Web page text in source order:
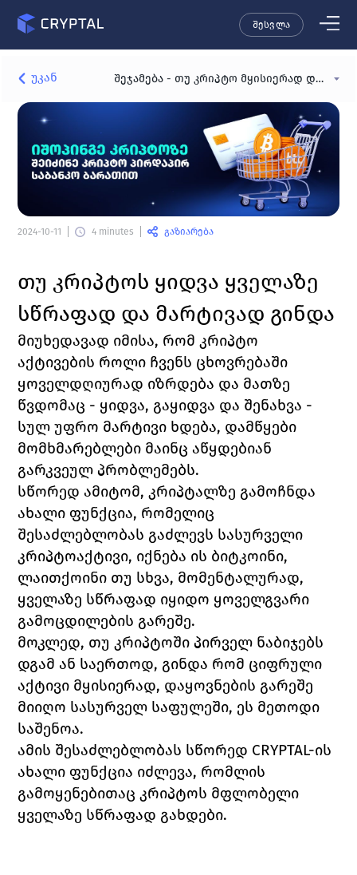
შესვლა
უკან შეჯამება - თუ კრიპტო მყისიერად და მარტივად გინდა
2024-10-11 4 minutes გაზიარება
თუ კრიპტოს ყიდვა ყველაზე
სწრაფად და მარტივად გინდა
მიუხედავად იმისა, რომ კრიპტო
აქტივების როლი ჩვენს ცხოვრებაში
ყოველდღიურად იზრდება და მათზე
წვდომაც - ყიდვა, გაყიდვა და შენახვა -
სულ უფრო მარტივი ხდება, დამწყები
მომხმარებლები მაინც აწყდებიან
გარკვეულ პრობლემებს.
სწორედ ამიტომ, კრიპტალზე გამოჩნდა
ახალი ფუნქცია, რომელიც
შესაძლებლობას გაძლევს სასურველი
კრიპტოაქტივი, იქნება ის ბიტკოინი,
ლაითქოინი თუ სხვა, მომენტალურად,
ყველაზე სწრაფად იყიდო ყოველგვარი
გამოცდილების გარეშე.
მოკლედ, თუ კრიპტოში პირველ ნაბიჯებს
დგამ ან საერთოდ, გინდა რომ ციფრული
აქტივი მყისიერად, დაყოვნების გარეშე
მიიღო სასურველ საფულეში, ეს მეთოდი
საშენოა.
ამის შესაძლებლობას სწორედ CRYPTAL-ის
ახალი ფუნქცია იძლევა, რომლის
გამოყენებითაც კრიპტოს მფლობელი
ყველაზე სწრაფად გახდები.